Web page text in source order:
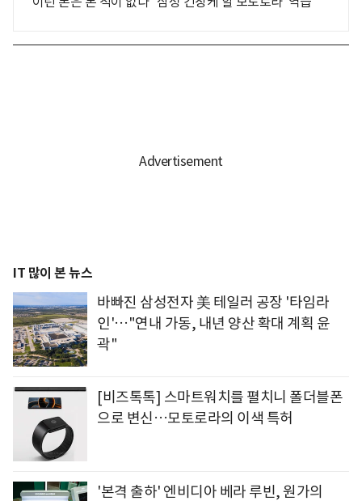
IT 많이 본 뉴스
바빠진 삼성전자 美 테일러 공장 '타임라
인'…"연내 가동, 내년 양산 확대 계획 윤
곽"
[비즈톡톡] 스마트워치를 펼치니 폴더블폰
으로 변신…모토로라의 이색 특허
'본격 출하' 엔비디아 베라 루빈, 원가의